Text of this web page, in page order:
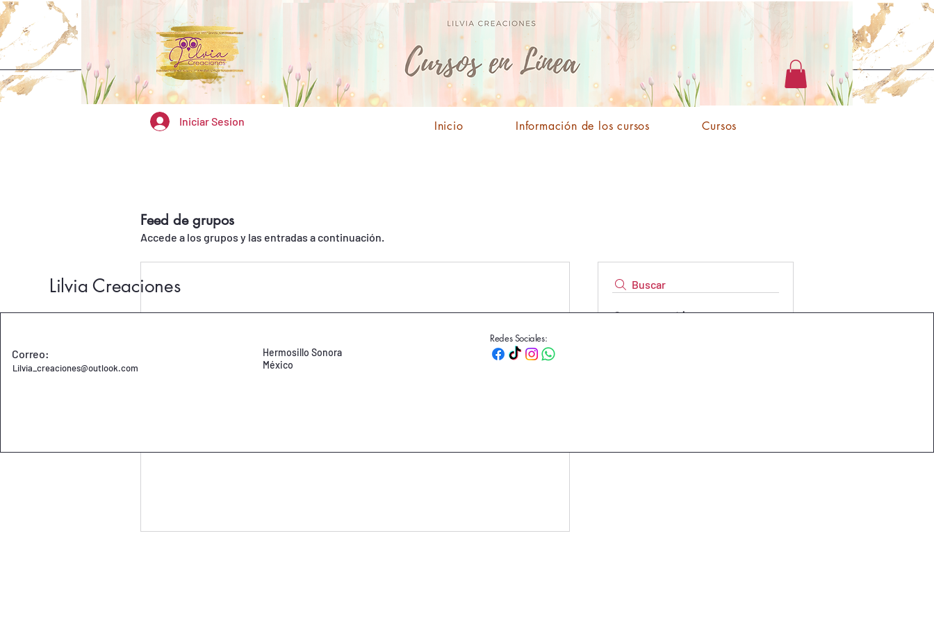
Iniciar Sesion Inicio Información de los cursos Cursos
Feed de grupos
Accede a los grupos y las entradas a continuación.
Buscar
Grupos sugeridos
Lilvia Creaciones
Correo:
Lilvia_creaciones@outlook.com
Hermosillo Sonora
México
Redes Sociales: